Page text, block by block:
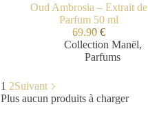
Oud Ambrosia – Extrait de
Parfum 50 ml
69.90€
Collection Manël,
Parfums
1 2Suivant
Plus aucun produits à charger